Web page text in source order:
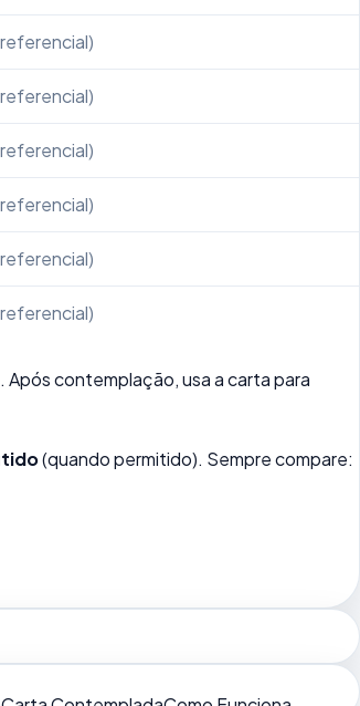
. Após contemplação, usa a carta para
(quando permitido). Sempre compare: